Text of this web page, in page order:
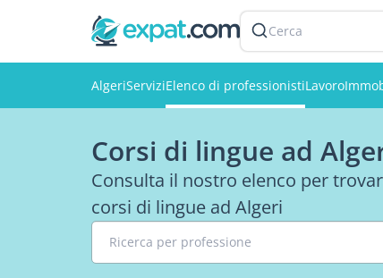
Cerca
AlgeriServiziElenco di professionistiLavoro
Corsi di lingue ad
Consulta il nostro elenco per
corsi di lingue ad Algeri
Ricerca per professione